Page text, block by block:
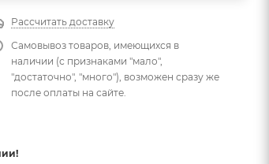
Рассчитать доставку
Самовывоз товаров, имеющихся в
наличии (с признаками "мало",
"достаточно", "много"), возможен сразу же
после оплаты на сайте.